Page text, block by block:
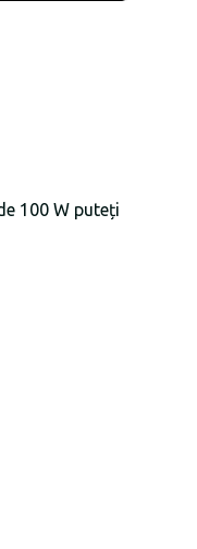
100 W puteți